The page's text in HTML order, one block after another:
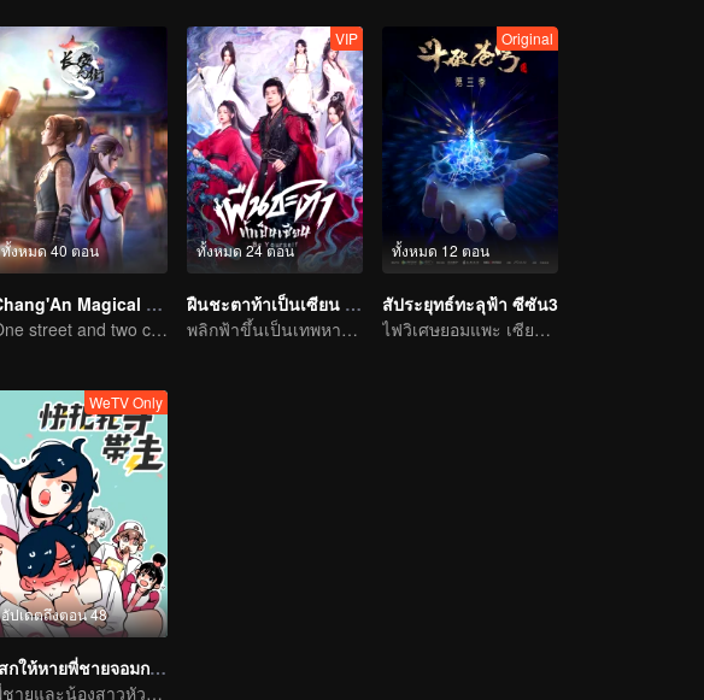
ทั้งหมด 40 ตอน
Chang'An Magical Street
One street and two circles, alternating day and night.
ทั้งหมด 24 ตอน
VIP
ฝืนชะตาท้าเป็นเซียน (พากย์ไทย)
พลิกฟ้าขึ้นเป็นเทพหาใช่เรื่องพิสดารไม่
ทั้งหมด 12 ตอน
Original
สัประยุทธ์ทะลุฟ้า ซีซัน3
ไฟวิเศษยอมแพะ เซียวเหยียนรู้ซึ้งและใช้เป็นทักษะพุทธพิโรธบัวไฟ
อัปเดตถึงตอน 48
WeTV Only
เสกให้หายพี่ชายจอมกวน
พี่ชายและน้องสาวหัวเราะท้องแข็งทุกวัน